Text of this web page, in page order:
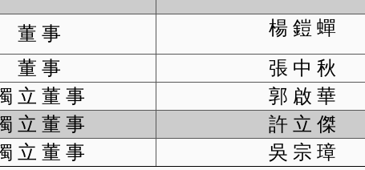
董 事
楊 鎧 蟬
董 事
張 中 秋
立 董 事
郭 啟 華
立 董 事
許 立 傑
立 董 事
吳 宗 璋